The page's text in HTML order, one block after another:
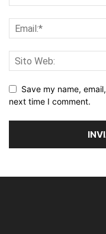
Save my name,
next time I comment.